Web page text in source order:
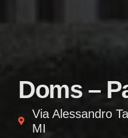
Doms –
Via Alessandro
MI